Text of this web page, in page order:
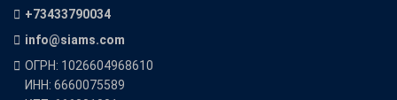
+73433790034
info@siams.com
ОГРН: 1026604968610
ИНН: 6660075589